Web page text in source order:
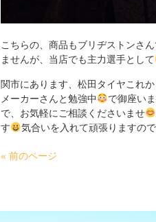
こちらの、商品もブリヂストンさ
ませんが、当店でも主力選手として
関市にあります、松田タイヤこれ
メーカーさんと勉強中
で御座い
で、お気軽にご相談くださいませ
す
気合いを入れて頑張りますの
« 前のページ